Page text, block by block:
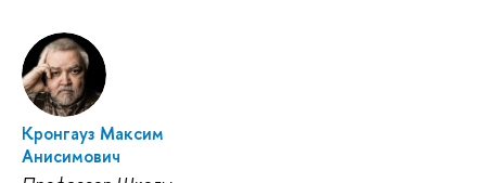
Кронгауз Максим
Анисимович